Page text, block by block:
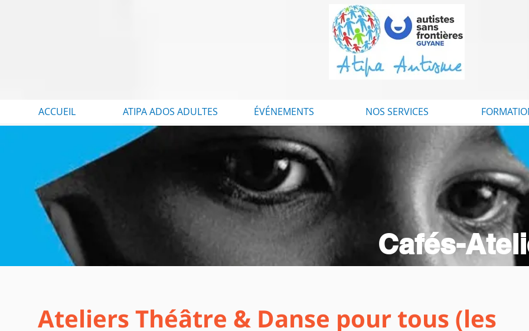
ACCUEIL ATIPA ADOS ADULTES ÉVÉNEMENTS NOS SERVICES
Cafés-
Ateliers Théâtre & Danse pour tous (les